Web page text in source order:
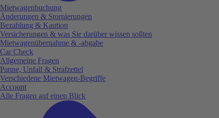
Mietwagenbuchung
Änderungen & Stornierungen
Bezahlung & Kaution
Versicherungen & was Sie darüber wissen sollten
Mietwagenübernahme & -abgabe
Car Check
Allgemeine Fragen
Panne, Unfall & Strafzettel
Verschiedene Mietwagen-Begriffe
Account
Alle Fragen auf einen Blick